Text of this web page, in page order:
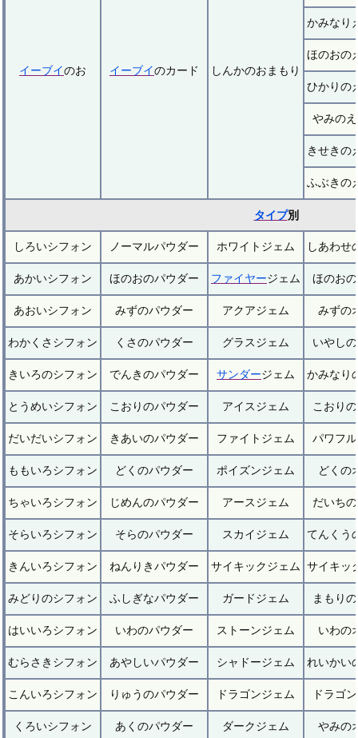
イーブイのお イーブイのカード しんかのおまもり
かみなり
ほのおの
ひかりの
やみの
きせきの
ふぶきの
タイプ別
しろいシフォン ノーマルパウダー ホワイトジェム しあわせ
あかいシフォン ほのおのパウダー ファイヤージェム ほのお
あおいシフォン みずのパウダー アクアジェム みずの
わかくさシフォン くさのパウダー グラスジェム いやし
きいろのシフォン でんきのパウダー サンダージェム かみなり
とうめいシフォン こおりのパウダー アイスジェム こおり
だいだいシフォン きあいのパウダー ファイトジェム パワフ
ももいろシフォン どくのパウダー ポイズンジェム どくの
ちゃいろシフォン じめんのパウダー アースジェム だいち
そらいろシフォン そらのパウダー スカイジェム てんくう
きんいろシフォン ねんりきパウダー サイキックジェム サイキッ
みどりのシフォン ふしぎなパウダー ガードジェム まもり
はいいろシフォン いわのパウダー ストーンジェム いわの
むらさきシフォン あやしいパウダー シャドージェム れいかい
こんいろシフォン りゅうのパウダー ドラゴンジェム ドラゴ
くろいシフォン あくのパウダー ダークジェム やみの